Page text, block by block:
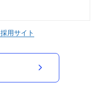
採用サイト